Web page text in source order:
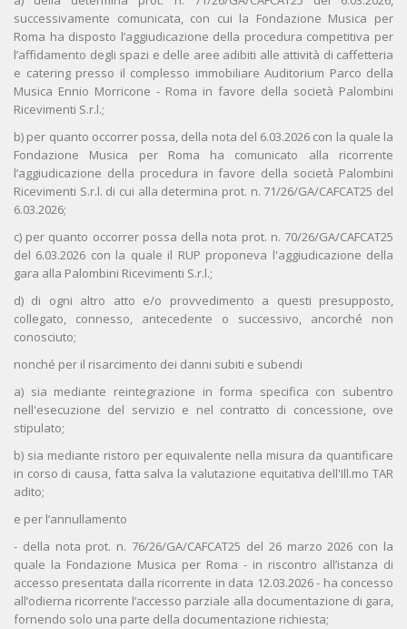
successivamente comunicata, con cui la Fondazione Musica per
Roma ha disposto l’aggiudicazione della procedura competitiva per
l’affidamento degli spazi e delle aree adibiti alle attività di caffetteria
e catering presso il complesso immobiliare Auditorium Parco della
Musica Ennio Morricone - Roma in favore della società Palombini
Ricevimenti S.r.l.;
b) per quanto occorrer possa, della nota del 6.03.2026 con la quale la
Fondazione Musica per Roma ha comunicato alla ricorrente
l’aggiudicazione della procedura in favore della società Palombini
Ricevimenti S.r.l. di cui alla determina prot. n. 71/26/GA/CAFCAT25 del
6.03.2026;
c) per quanto occorrer possa della nota prot. n. 70/26/GA/CAFCAT25
del 6.03.2026 con la quale il RUP proponeva l'aggiudicazione della
gara alla Palombini Ricevimenti S.r.l.;
d) di ogni altro atto e/o provvedimento a questi presupposto,
collegato, connesso, antecedente o successivo, ancorché non
conosciuto;
nonché per il risarcimento dei danni subiti e subendi
a) sia mediante reintegrazione in forma specifica con subentro
nell'esecuzione del servizio e nel contratto di concessione, ove
stipulato;
b) sia mediante ristoro per equivalente nella misura da quantificare
in corso di causa, fatta salva la valutazione equitativa dell'Ill.mo TAR
adito;
e per l’annullamento
- della nota prot. n. 76/26/GA/CAFCAT25 del 26 marzo 2026 con la
quale la Fondazione Musica per Roma - in riscontro all’istanza di
accesso presentata dalla ricorrente in data 12.03.2026 - ha concesso
all’odierna ricorrente l’accesso parziale alla documentazione di gara,
fornendo solo una parte della documentazione richiesta;